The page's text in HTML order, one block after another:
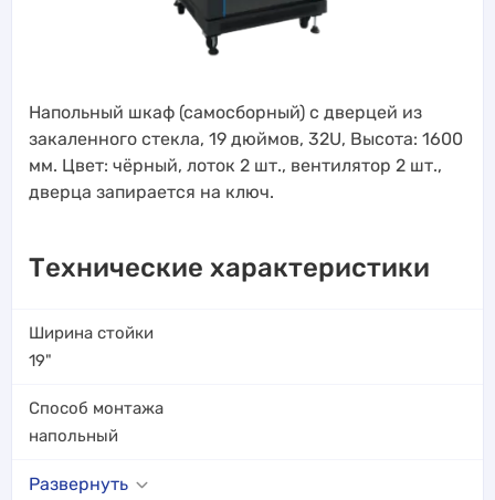
Напольный шкаф (самосборный) с дверцей из
закаленного стекла, 19 дюймов, 32U, Высота: 1600
мм. Цвет: чёрный, лоток 2 шт., вентилятор 2 шт.,
дверца запирается на ключ.
Технические характеристики
Ширина стойки
19"
Способ монтажа
напольный
Развернуть